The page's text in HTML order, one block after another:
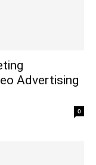
Advertising
0